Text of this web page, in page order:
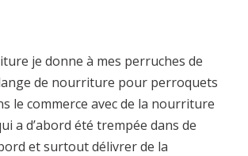
je donne à mes perruches de
de nourriture pour perroquets
le commerce avec de la nourriture
a d’abord été trempée dans de
et surtout délivrer de la